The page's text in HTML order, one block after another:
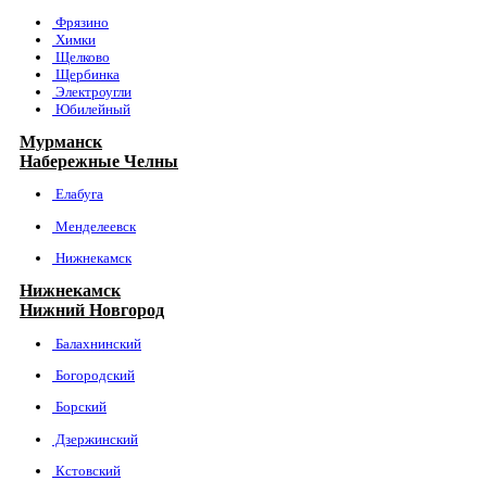
Фрязино
Химки
Щелково
Щербинка
Электроугли
Юбилейный
Мурманск
Набережные Челны
Елабуга
Менделеевск
Нижнекамск
Нижнекамск
Нижний Новгород
Балахнинский
Богородский
Борский
Дзержинский
Кстовский